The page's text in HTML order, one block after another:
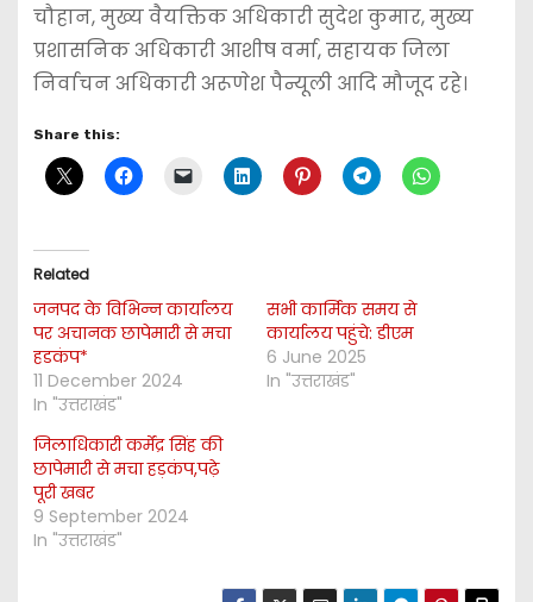
चौहान, मुख्य वैयक्तिक अधिकारी सुदेश कुमार, मुख्य
प्रशासनिक अधिकारी आशीष वर्मा, सहायक जिला
निर्वाचन अधिकारी अरूणेश पैन्यूली आदि मौजूद रहे।
Share this:
Related
जनपद के विभिन्न कार्यालय
पर अचानक छापेमारी से मचा
हडकंप*
11 December 2024
In "उत्तराखंड"
सभी कार्मिक समय से
कार्यालय पहुंचे: डीएम
6 June 2025
In "उत्तराखंड"
जिलाधिकारी कर्मेंद्र सिंह की
छापेमारी से मचा हड़कंप,पढ़े
पूरी खबर
9 September 2024
In "उत्तराखंड"